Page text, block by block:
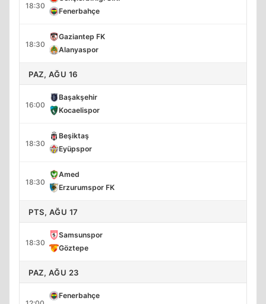
18:30
Fenerbahçe
18:30
Gaziantep FK
Alanyaspor
PAZ, AĞU 16
16:00
Başakşehir
Kocaelispor
18:30
Beşiktaş
Eyüpspor
18:30
Amed
Erzurumspor FK
PTS, AĞU 17
18:30
Samsunspor
Göztepe
PAZ, AĞU 23
Fenerbahçe